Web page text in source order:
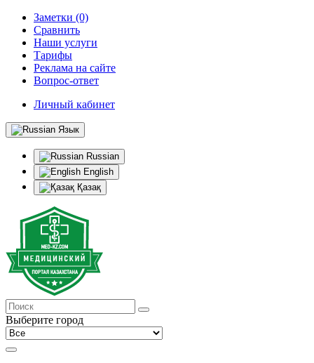
Заметки (0)
Сравнить
Наши услуги
Тарифы
Реклама на сайте
Вопрос-ответ
Личный кабинет
Язык
Russian
English
Қазақ
Выберите город